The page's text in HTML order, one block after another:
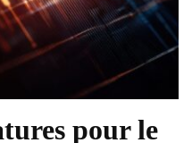
pour le